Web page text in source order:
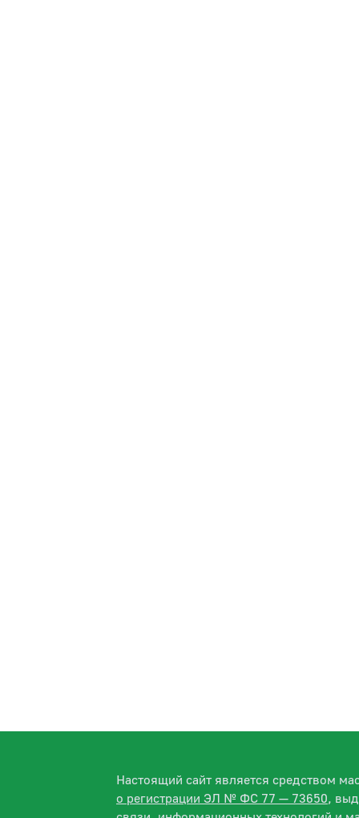
Настоящий сайт является средством
о регистрации ЭЛ № ФС 77 — 73650,